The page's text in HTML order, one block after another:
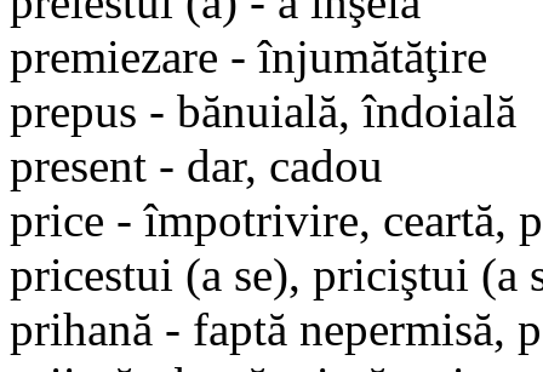
premiezare - înjumătăţire
prepus - bănuială, îndoială
present - dar, cadou
price - împotrivire, ceartă,
pricestui (a se), priciştui (a
prihană - faptă nepermisă,